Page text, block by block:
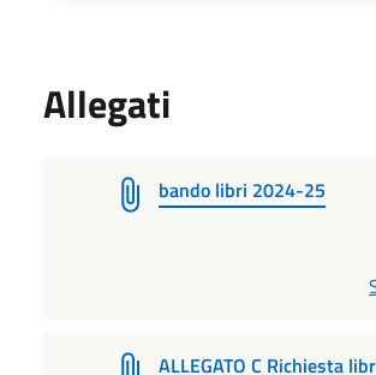
Allegati
bando libri 2024-25
ALLEGATO C Richiesta